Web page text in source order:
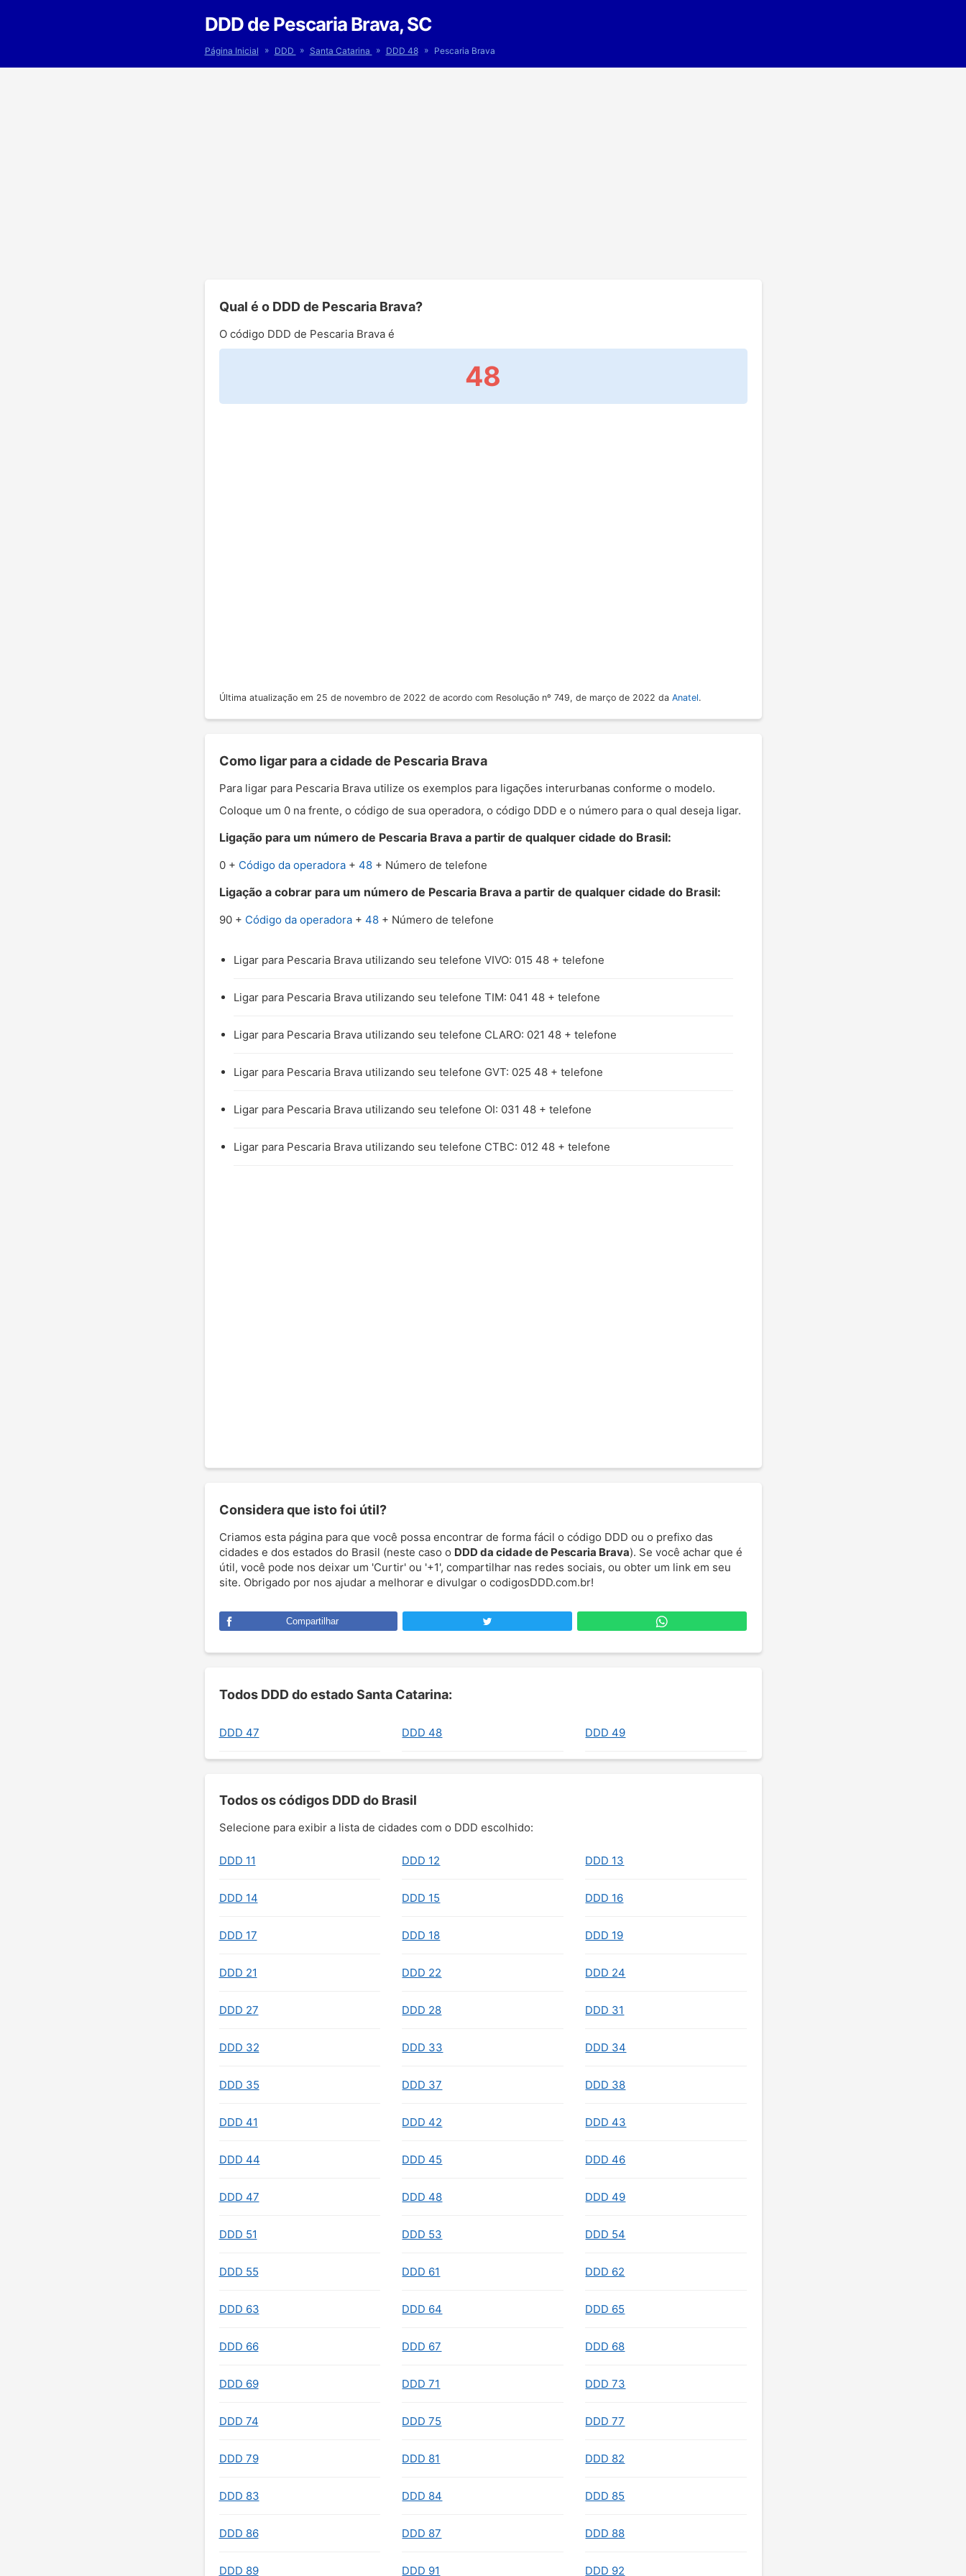
DDD de Pescaria Brava, SC
Página Inicial » DDD » Santa Catarina » DDD 48 » Pescaria Brava
Qual é o DDD de Pescaria Brava?
O código DDD de Pescaria Brava é
48
Última atualização em 25 de novembro de 2022 de acordo com Resolução nº 749, de março de 2022 da Anatel.
Como ligar para a cidade de Pescaria Brava
Para ligar para Pescaria Brava utilize os exemplos para ligações interurbanas conforme o modelo.
Coloque um 0 na frente, o código de sua operadora, o código DDD e o número para o qual deseja ligar.
Ligação para um número de Pescaria Brava a partir de qualquer cidade do Brasil:
0 + Código da operadora+ 48+ Número de telefone
Ligação a cobrar para um número de Pescaria Brava a partir de qualquer cidade do Brasil:
90 + Código da operadora+ 48+ Número de telefone
Ligar para Pescaria Brava utilizando seu telefone VIVO: 015 48 + telefone
Ligar para Pescaria Brava utilizando seu telefone TIM: 041 48 + telefone
Ligar para Pescaria Brava utilizando seu telefone CLARO: 021 48 + telefone
Ligar para Pescaria Brava utilizando seu telefone GVT: 025 48 + telefone
Ligar para Pescaria Brava utilizando seu telefone OI: 031 48 + telefone
Ligar para Pescaria Brava utilizando seu telefone CTBC: 012 48 + telefone
Considera que isto foi útil?
Criamos esta página para que você possa encontrar de forma fácil o código DDD ou o prefixo das
cidades e dos estados do Brasil (neste caso o DDD da cidade de Pescaria Brava). Se você achar que é
útil, você pode nos deixar um 'Curtir' ou '+1', compartilhar nas redes sociais, ou obter um link em seu
site. Obrigado por nos ajudar a melhorar e divulgar o codigosDDD.com.br!
Compartilhar
Todos DDD do estado Santa Catarina:
DDD 47 DDD 48 DDD 49
Todos os códigos DDD do Brasil
Selecione para exibir a lista de cidades com o DDD escolhido:
DDD 11 DDD 12 DDD 13
DDD 14 DDD 15 DDD 16
DDD 17 DDD 18 DDD 19
DDD 21 DDD 22 DDD 24
DDD 27 DDD 28 DDD 31
DDD 32 DDD 33 DDD 34
DDD 35 DDD 37 DDD 38
DDD 41 DDD 42 DDD 43
DDD 44 DDD 45 DDD 46
DDD 47 DDD 48 DDD 49
DDD 51 DDD 53 DDD 54
DDD 55 DDD 61 DDD 62
DDD 63 DDD 64 DDD 65
DDD 66 DDD 67 DDD 68
DDD 69 DDD 71 DDD 73
DDD 74 DDD 75 DDD 77
DDD 79 DDD 81 DDD 82
DDD 83 DDD 84 DDD 85
DDD 86 DDD 87 DDD 88
DDD 89 DDD 91 DDD 92